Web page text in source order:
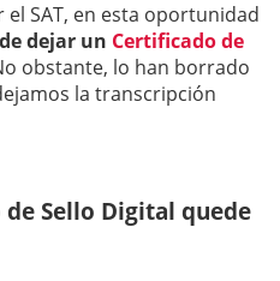
SAT, en esta oportunidad
dejar un Certificado de
obstante, lo han borrado
la transcripción
Sello Digital quede